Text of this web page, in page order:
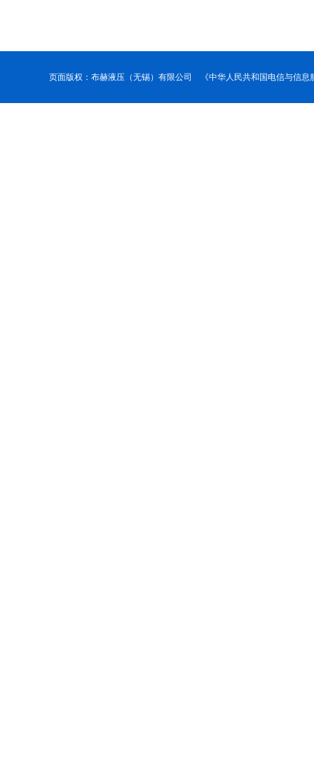
页面版权：布赫液压（无锡）有限公司 《中华人民共和国电信与信息